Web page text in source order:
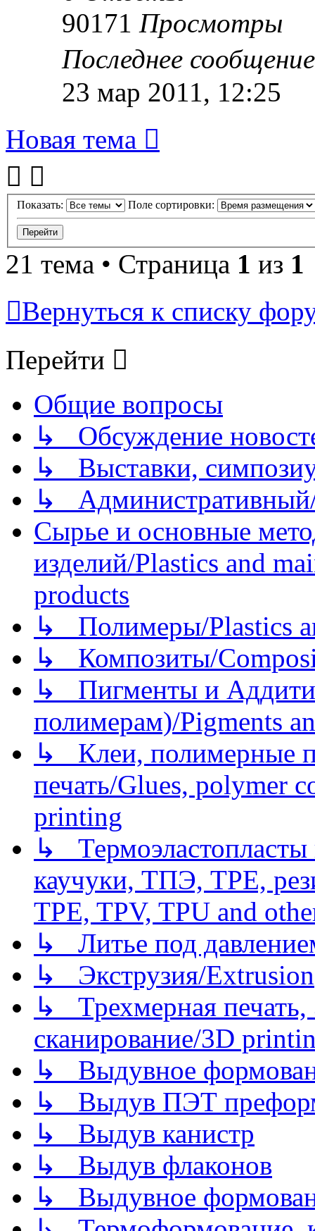
90171 Просмотры
Последнее
23 мар 2011, 12:25
Новая тема
Показать: Поле сортировки:
21 тема • Страница 1 из 1
Вернуться к списку
Перейти
Общие вопросы
↳ Обсуждение
↳ Выставки,
↳
Сырье и основные
изделий/Plastics and
products
↳ Полимеры/Plastics
↳ Композиты/
↳ Пигменты и
полимерам)/Pigments
↳ Клеи, полимерные
печать/Glues, polymer
printing
↳
каучуки, ТПЭ, TPE,
TPE, TPV, TPU and
↳ Литье под
↳ Экструзия/Extrusion
↳ Трехмерная
сканирование/3D
↳ Выдувное
↳ Выдув ПЭТ
↳ Выдув канистр
↳ Выдув флаконов
↳ Выдувное